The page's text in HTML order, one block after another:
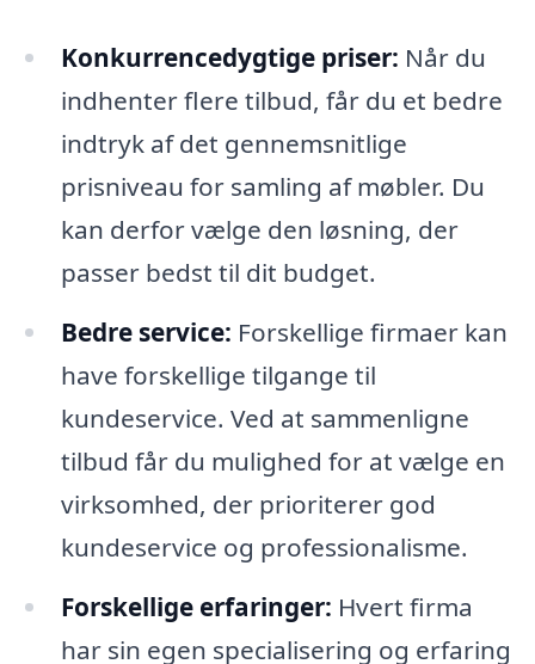
Konkurrencedygtige priser: Når du
indhenter flere tilbud, får du et bedre
indtryk af det gennemsnitlige
prisniveau for samling af møbler. Du
kan derfor vælge den løsning, der
passer bedst til dit budget.
Bedre service: Forskellige firmaer kan
have forskellige tilgange til
kundeservice. Ved at sammenligne
tilbud får du mulighed for at vælge en
virksomhed, der prioriterer god
kundeservice og professionalisme.
Forskellige erfaringer: Hvert firma
har sin egen specialisering og erfaring